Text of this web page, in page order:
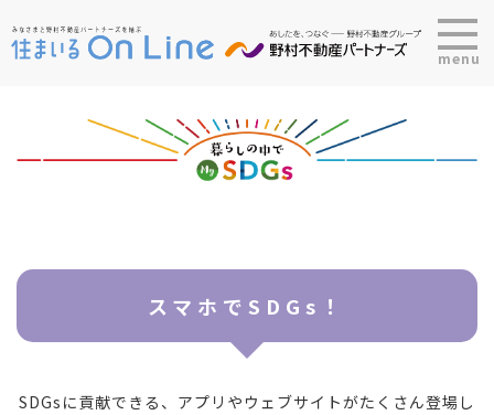
menu
スマホでSDGs！
SDGsに貢献できる、アプリやウェブサイトがたくさん登場し